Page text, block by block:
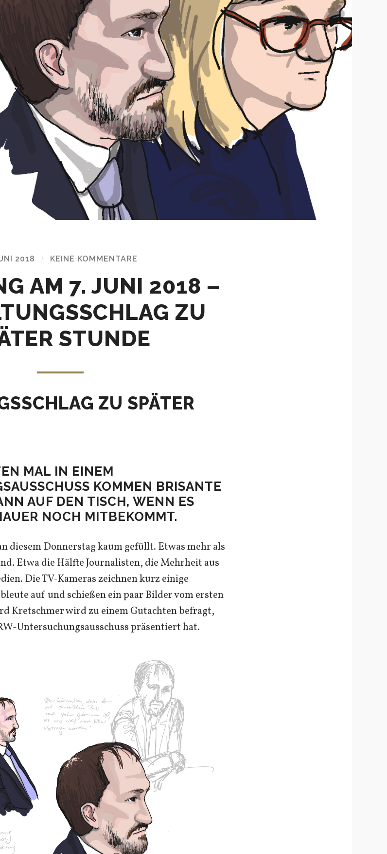
2018 / KEINE KOMMENTARE
AM 7. JUNI 2018 –
ZU
STUNDE
ZU SPÄTER
MAL IN EINEM
KOMMEN BRISANTE
AUF DEN TISCH, WENN ES
NOCH MITBEKOMMT.
diesem Donnerstag kaum gefüllt. Etwas mehr als
Etwa die Hälfte Journalisten, die Mehrheit aus
Die TV-Kameras zeichnen kurz einige
auf und schießen ein paar Bilder vom ersten
Kretschmer wird zu einem Gutachten befragt,
Untersuchungsausschuss präsentiert hat.